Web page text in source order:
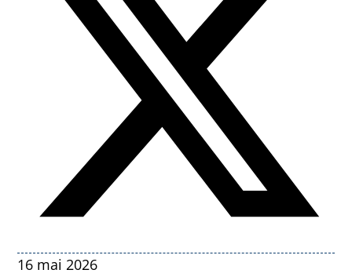
16 mai 2026